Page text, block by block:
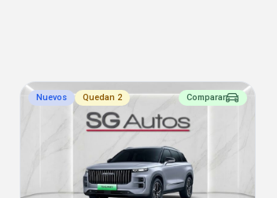
Nuevos Quedan 2 Comparar